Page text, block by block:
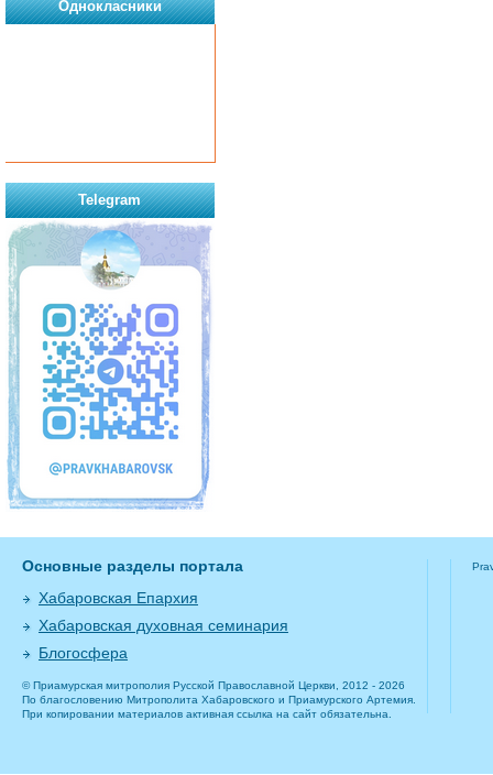
Однокласники
Telegram
Основные разделы портала
Хабаровская Епархия
Хабаровская духовная семинария
Блогосфера
© Приамурская митрополия Русской Православной Церкви, 2012 - 2026
По благословению Митрополита Хабаровского и Приамурского Артемия.
При копировании материалов активная ссылка на сайт обязательна.